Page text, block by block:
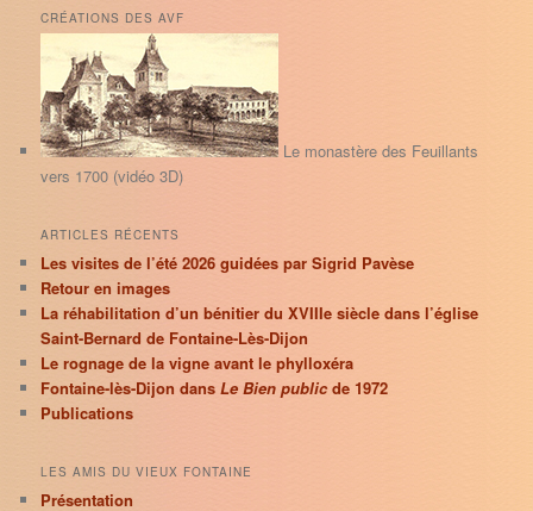
h
e
r
h
e
CRÉATIONS DES AVF
Le monastère des Feuillants
vers 1700 (vidéo 3D)
ARTICLES RÉCENTS
Les visites de l’été 2026 guidées par Sigrid Pavèse
Retour en images
La réhabilitation d’un bénitier du XVIIIe siècle dans l’église
Saint-Bernard de Fontaine-Lès-Dijon
Le rognage de la vigne avant le phylloxéra
Fontaine-lès-Dijon dansLe Bien publicde 1972
Publications
LES AMIS DU VIEUX FONTAINE
Présentation